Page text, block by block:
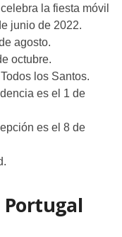
la fiesta móvil
junio de 2022.
agosto.
octubre.
los Santos.
es el 1 de
es el 8 de
Portugal